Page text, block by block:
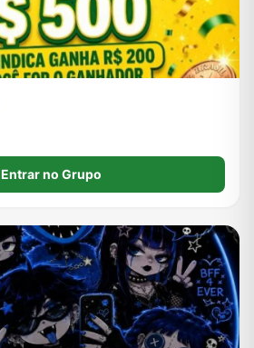
Entrar no Grupo